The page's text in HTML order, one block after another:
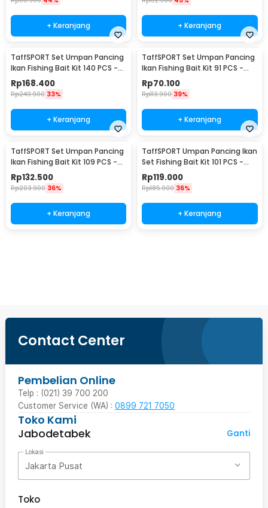
+ Keranjang + Keranjang
TaffSPORT Set Umpan Pancing
Ikan Fishing Bait Kit 140 PCS -
DWS250-E
Rp168.400
Rp249.900 33%
+ Keranjang
TaffSPORT Set Umpan Pancing
Ikan Fishing Bait Kit 91 PCS -
DWS250-F
Rp70.100
Rp113.900 39%
+ Keranjang
TaffSPORT Set Umpan Pancing
Ikan Fishing Bait Kit 109 PCS -
DWS250-G
Rp132.500
Rp203.900 36%
+ Keranjang
TaffSPORT Umpan Pancing Ikan
Set Fishing Bait Kit 101 PCS -
DWS250-H
Rp119.000
Rp185.900 36%
+ Keranjang
Contact Center
Pembelian Online
Telp : (021) 39 700 200
Customer Service (WA) : 0899 721 7050
Toko Kami
Jabodetabek
Ganti
Lokasi
Jakarta Pusat
Toko